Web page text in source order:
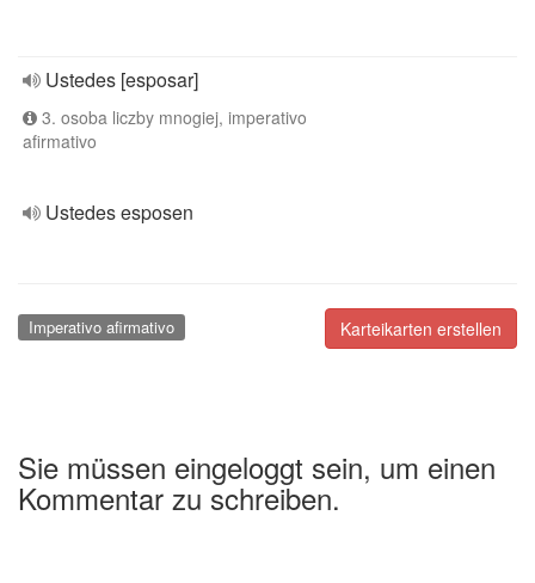
Ustedes [esposar]
3. osoba liczby mnogiej, imperativo
afirmativo
Ustedes esposen
Karteikarten erstellen
Imperativo afirmativo
Sie müssen eingeloggt sein, um einen
Kommentar zu schreiben.